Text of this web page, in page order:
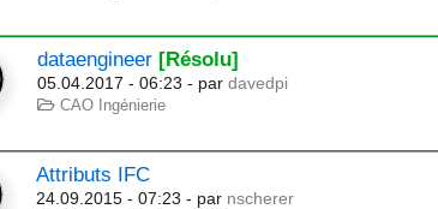
dataengineer [Résolu]
05.04.2017 - 06:23 - pardavedpi
CAO Ingénierie
Attributs IFC
24.09.2015 - 07:23 - par nscherer